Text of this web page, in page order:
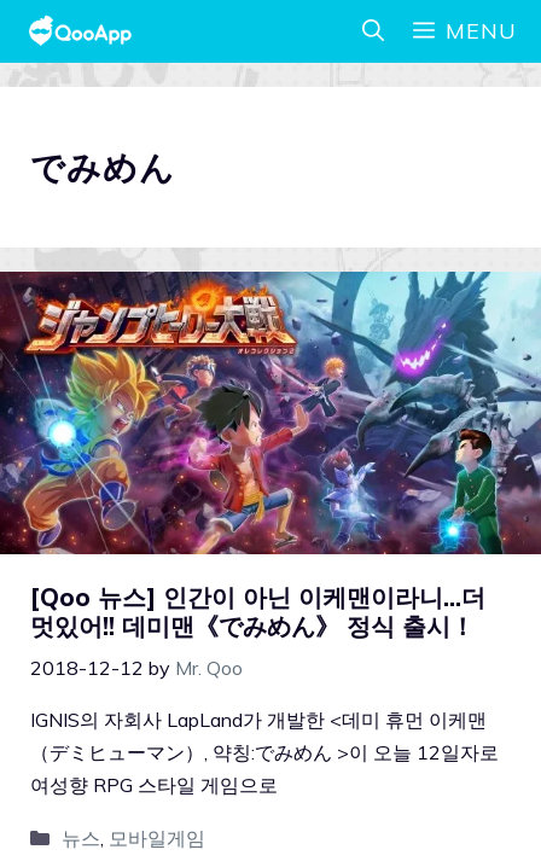
MENU
でみめん
[Qoo 뉴스] 인간이 아닌 이케맨이라니…더
멋있어!! 데미맨《でみめん》 정식 출시！
2018-12-12 by Mr. Qoo
IGNIS의 자회사 LapLand가 개발한 <데미 휴먼 이케맨
（デミヒューマン）, 약칭:でみめん >이 오늘 12일자로
여성향 RPG 스타일 게임으로
뉴스, 모바일게임